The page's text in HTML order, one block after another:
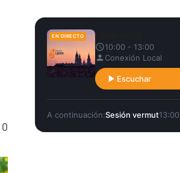
0
EN DIRECTO
10:00 - 13:00
Conexión Local
Escuchar
A continuación:Sesión vermut13:00